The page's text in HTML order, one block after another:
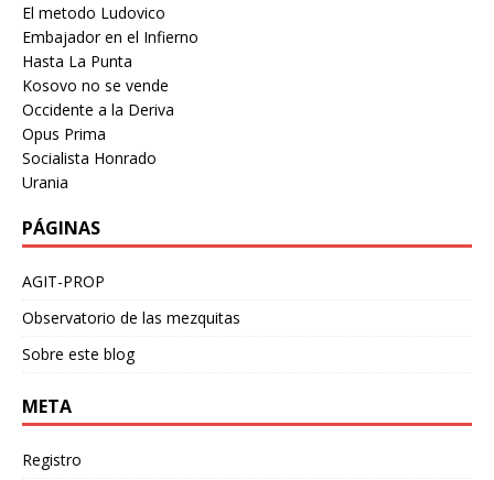
El metodo Ludovico
Embajador en el Infierno
Hasta La Punta
Kosovo no se vende
Occidente a la Deriva
Opus Prima
Socialista Honrado
Urania
PÁGINAS
AGIT-PROP
Observatorio de las mezquitas
Sobre este blog
META
Registro